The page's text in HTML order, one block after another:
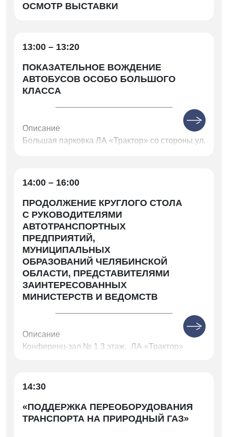
ОСМОТР ВЫСТАВКИ
13:00 – 13:20
ПОКАЗАТЕЛЬНОЕ ВОЖДЕНИЕ
АВТОБУСОВ ОСОБО БОЛЬШОГО
КЛАССА
Описание
Большая парковка ЛА «Трактор» со стороны ул.
14:00 – 16:00
ПРОДОЛЖЕНИЕ КРУГЛОГО СТОЛА
С РУКОВОДИТЕЛЯМИ
АВТОТРАНСПОРТНЫХ
ПРЕДПРИЯТИЙ,
МУНИЦИПАЛЬНЫХ
ОБРАЗОВАНИЙ ЧЕЛЯБИНСКОЙ
ОБЛАСТИ, ПРЕДСТАВИТЕЛЯМИ
ЗАИНТЕРЕСОВАННЫХ
МИНИСТЕРСТВ И ВЕДОМСТВ
Описание
Конференц-зал № 1 3 этаж, ЛА «Трактор»
14:30
«ПОДДЕРЖКА ПЕРЕОБОРУДОВАНИЯ
ТРАНСПОРТА НА ПРИРОДНЫЙ ГАЗ»